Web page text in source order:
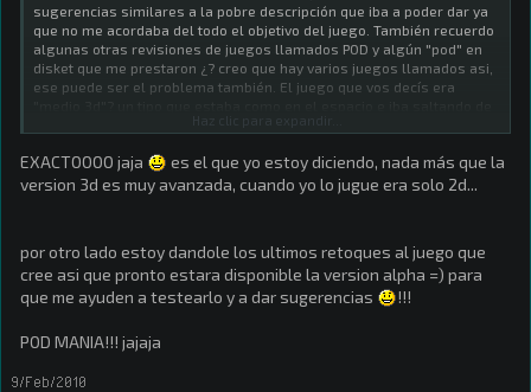
sugerencias similares a la pobre descripción que iba a poder dar ya
que no me acordaba del todo el objetivo del juego. También recuerdo
algunas otras revisiones de juegos llamados POD y algún "pod" en
disket que me prestaron ¿? creo que hay varios juegos llamados asi,
ese puede ser el problema también. El juego que vos decís era
elimine a todos entonces? puede ser que sea el que recuerde. Rindo
el miércoles y después me pongo a buscar eso y otros juegos
EXACTOOOO jaja
es el que yo estoy diciendo, nada más que la
version 3d es muy avanzada, cuando yo lo jugue era solo 2d...
por otro lado estoy dandole los ultimos retoques al juego que
cree asi que pronto estara disponible la version alpha =) para
que me ayuden a testearlo y a dar sugerencias
!!!
POD MANIA!!! jajaja
9/Feb/2010